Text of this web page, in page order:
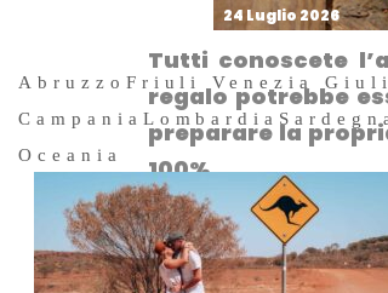
24 Luglio 2026
Abruzzo Friuli Venezia
Campania Lombardia
Oceania
Tutti conoscete
regalo potrebbe
preparare la
100%.
Cuscino musicale